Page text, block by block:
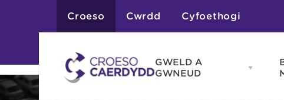
Croeso Cwrdd Cyfoethogi
GWELD A
GWNEUD
Open